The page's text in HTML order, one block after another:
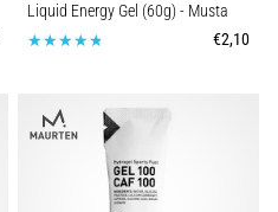
Liquid Energy Gel (60g)- Musta
€2,10